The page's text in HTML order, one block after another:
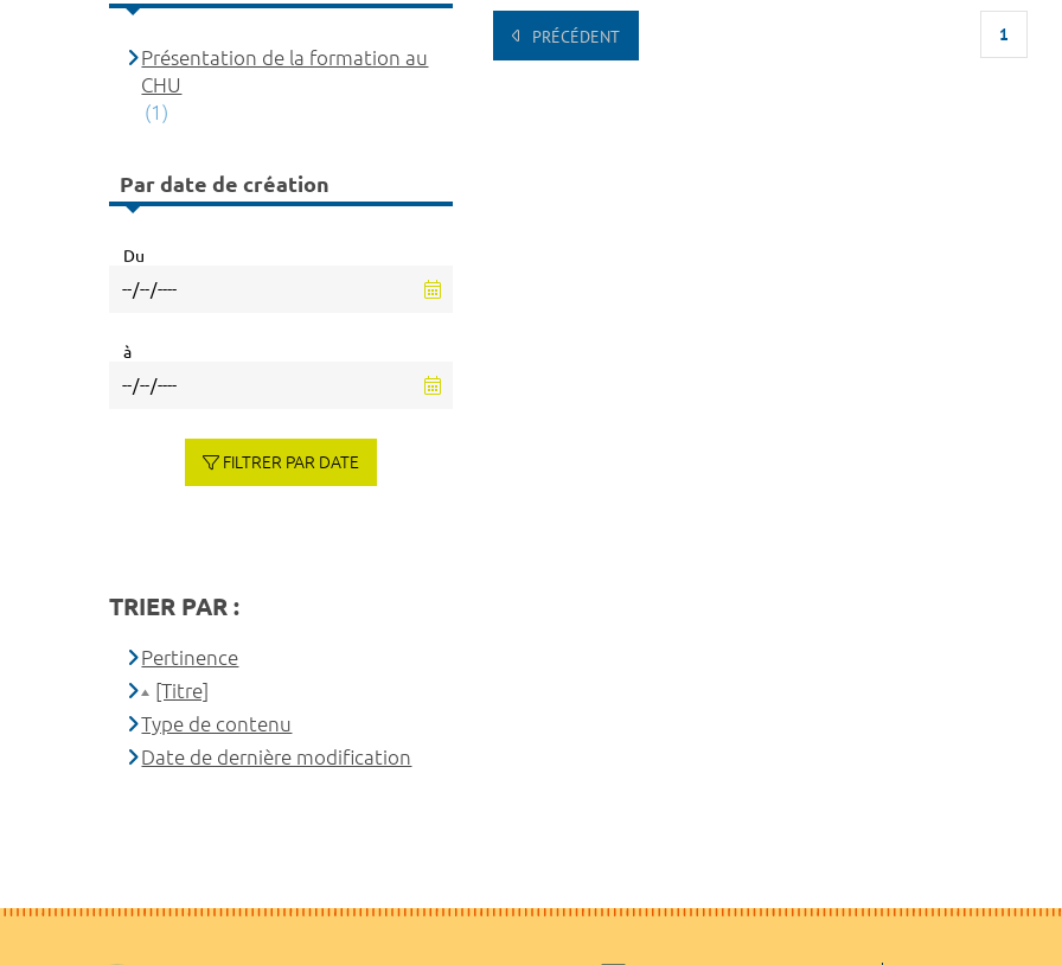
PRÉCÉDENT 1
Présentation de la formation au
CHU
(1)
Par date de création
Du
à
FILTRER PAR DATE
TRIER PAR :
Pertinence
[Titre]
Type de contenu
Date de dernière modification